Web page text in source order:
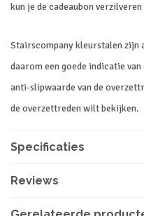
kun je de cadeaubon
Stairscompany kleurstalen zijn
daarom een goede indicatie
anti-slipwaarde van de
de overzettreden wilt bekijken.
Specificaties
Reviews